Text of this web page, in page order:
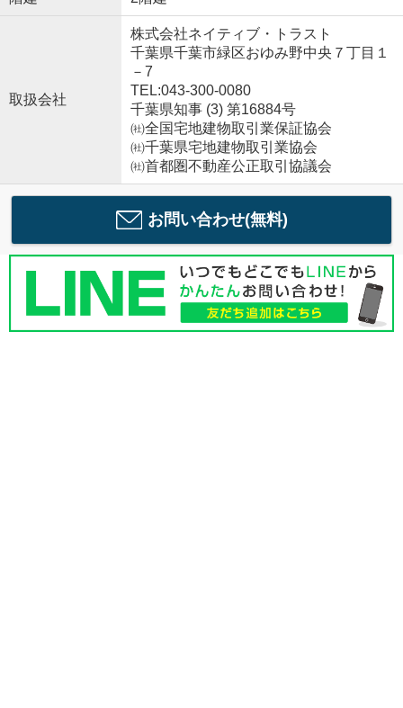
取扱会社
株式会社ネイティブ・トラスト
千葉県千葉市緑区おゆみ野中央７丁目１
－7
TEL:043-300-0080
千葉県知事 (3) 第16884号
㈳全国宅地建物取引業保証協会
㈳千葉県宅地建物取引業協会
㈳首都圏不動産公正取引協議会
お問い合わせ(無料)